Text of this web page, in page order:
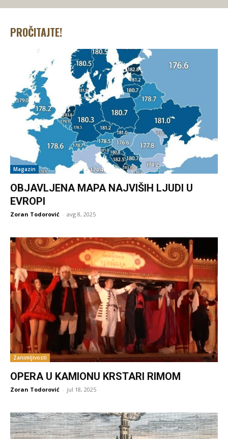
PROČITAJTE!
Magazin
OBJAVLJENA MAPA NAJVIŠIH LJUDI U
EVROPI
Zoran Todorović - avg 8, 2025
Zanimljivosti
OPERA U KAMIONU KRSTARI RIMOM
Zoran Todorović - jul 18, 2025